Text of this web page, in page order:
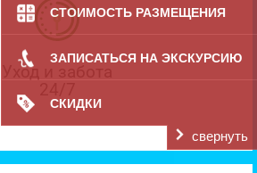
СТОИМОСТЬ РАЗМЕЩЕНИЯ
ЗАПИСАТЬСЯ НА ЭКСКУРСИЮ
СКИДКИ
свернуть
Уход и забота